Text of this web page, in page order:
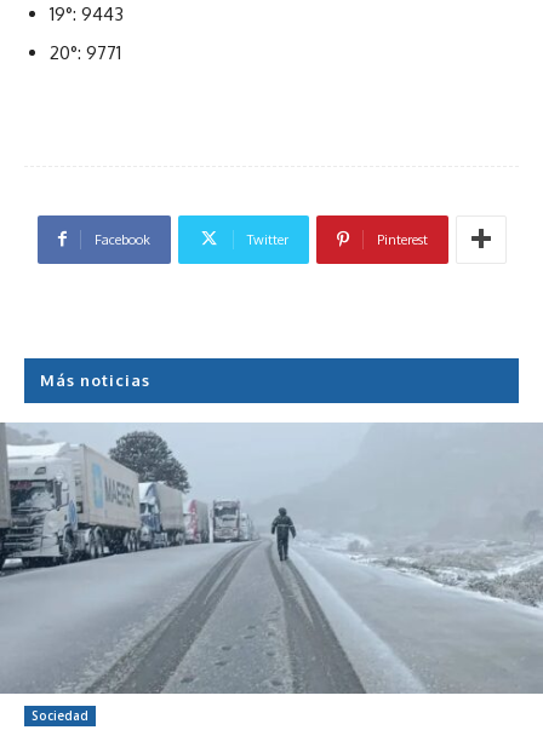
19°: 9443
20°: 9771
Facebook Twitter Pinterest
Más noticias
Sociedad